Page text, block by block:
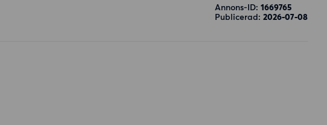
Annons-ID: 1669765
Publicerad: 2026-07-08